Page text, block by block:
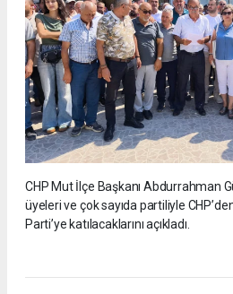
CHP Mut İlçe Başkanı Abdurrahman
üyeleri ve çok sayıda partiliyle
Parti’ye katılacaklarını açıkladı.